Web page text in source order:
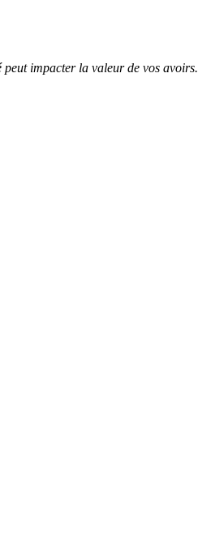
peut impacter la valeur de vos avoirs.